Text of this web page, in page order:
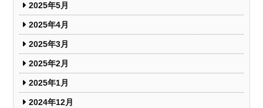
2025年5月
2025年4月
2025年3月
2025年2月
2025年1月
2024年12月